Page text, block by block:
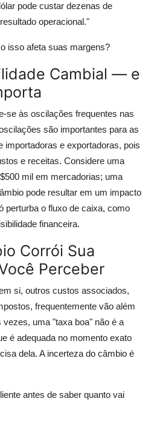
pode custar dezenas de
operacional."
isso afeta suas margens?
Cambial — e
se às oscilações frequentes nas
são importantes para as
importadoras e exportadoras, pois
e receitas. Considere uma
mil em mercadorias; uma
pode resultar em um impacto
perturba o fluxo de caixa, como
financeira.
Corrói Sua
Perceber
si, outros custos associados,
frequentemente vão além
uma "taxa boa" não é a
é adequada no momento exato
dela. A incerteza do câmbio é
antes de saber quanto vai